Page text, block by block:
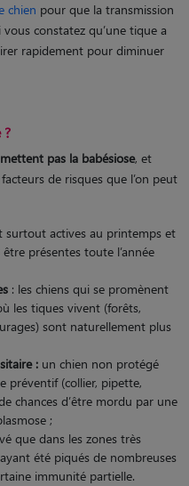
chien pour que la transmission
constatez qu’une tique a
rapidement pour diminuer
?
pas la babésiose, et
de risques que l’on peut
surtout actives au printemps et
présentes toute l’année
: les chiens qui se promènent
les tiques vivent (forêts,
sont naturellement plus
: un chien non protégé
préventif (collier, pipette,
chances d’être mordu par une
;
que dans les zones très
été piqués de nombreuses
immunité partielle.